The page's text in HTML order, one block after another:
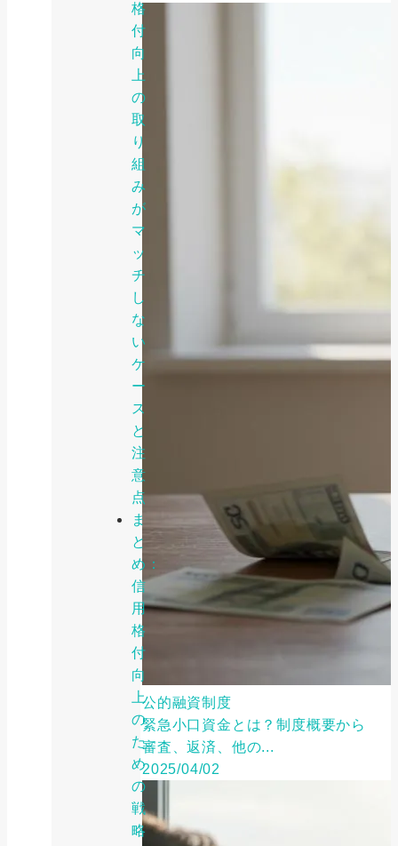
格
付
向
上
の
取
り
組
み
が
マ
ッ
チ
し
な
い
ケ
ー
ス
と
注
意
点
ま
と
め：
信
用
格
付
向
上
の
た
め
の
戦
略
公的融資制度
緊急小口資金とは？制度概要から
審査、返済、他の...
2025/04/02